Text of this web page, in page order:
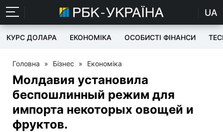
UA
КУРС ДОЛАРА ЕКОНОМІКА ОСОБИСТІ ФІНАНСИ
Головна » Бізнес » Економіка
Молдавия установила
беспошлинный режим для
импорта некоторых овощей и
фруктов.